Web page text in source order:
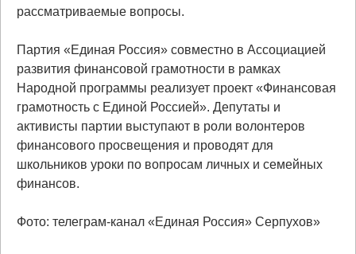
рассматриваемые вопросы.
Партия «Единая Россия» совместно в Ассоциацией
развития финансовой грамотности в рамках
Народной программы реализует проект «Финансовая
грамотность с Единой Россией». Депутаты и
активисты партии выступают в роли волонтеров
финансового просвещения и проводят для
школьников уроки по вопросам личных и семейных
финансов.
Фото: телеграм-канал «Единая Россия» Серпухов»